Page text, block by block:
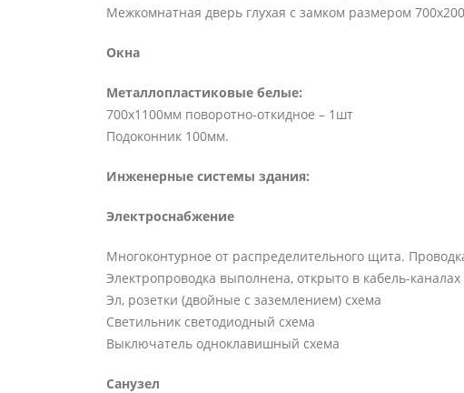
Межкомнатная дверь глухая с замком размером
Окна
Металлопластиковые белые:
700х1100мм поворотно-откидное – 1шт
Подоконник 100мм.
Инженерные системы здания:
Электроснабжение
Многоконтурное от распределительного щита.
Электропроводка выполнена, открыто в кабель-
Эл, розетки (двойные с заземлением) схема
Светильник светодиодный схема
Выключатель одноклавишный схема
Санузел